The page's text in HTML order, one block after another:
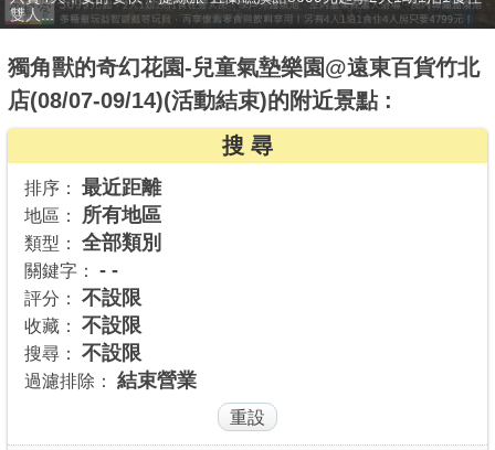
最新消息
最新留言
推薦景點
討論區
聯絡我們
雙人...
獨角獸的奇幻花園-兒童氣墊樂園@遠東百貨竹北
店(08/07-09/14)(活動結束)的附近景點 :
搜 尋
排序： 最近距離
地區： 所有地區
類型： 全部類別
關鍵字： - -
評分： 不設限
收藏： 不設限
搜尋： 不設限
過濾排除： 結束營業